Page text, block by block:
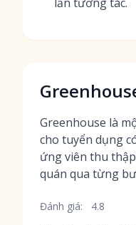
Greenhouse là
cho tuyển dụng
ứng viên thu
quán qua từng
Đánh giá: 4.8